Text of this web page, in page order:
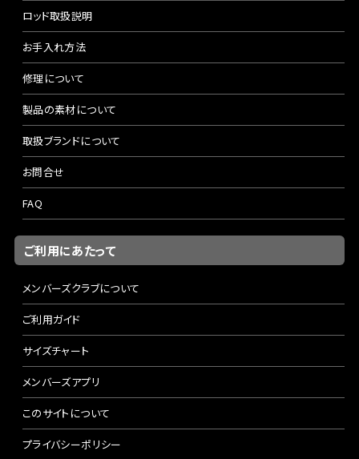
ロッド取扱説明
お手入れ方法
修理について
製品の素材について
取扱ブランドについて
お問合せ
FAQ
ご利用にあたって
メンバーズクラブについて
ご利用ガイド
サイズチャート
メンバーズアプリ
このサイトについて
プライバシーポリシー